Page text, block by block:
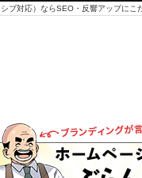
ブ対応）ならSEO・反響アップにこ